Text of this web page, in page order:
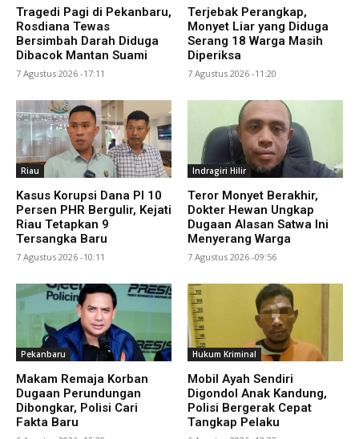
Tragedi Pagi di Pekanbaru,
Rosdiana Tewas
Bersimbah Darah Diduga
Dibacok Mantan Suami
7 Agustus 2026 -17:11
Terjebak Perangkap,
Monyet Liar yang Diduga
Serang 18 Warga Masih
Diperiksa
7 Agustus 2026 -11:20
Riau
Kasus Korupsi Dana PI 10
Persen PHR Bergulir, Kejati
Riau Tetapkan 9
Tersangka Baru
7 Agustus 2026 -10:11
Indragiri Hilir
Teror Monyet Berakhir,
Dokter Hewan Ungkap
Dugaan Alasan Satwa Ini
Menyerang Warga
7 Agustus 2026 -09:56
Pekanbaru
Makam Remaja Korban
Dugaan Perundungan
Dibongkar, Polisi Cari
Fakta Baru
Hukum Kriminal
Mobil Ayah Sendiri
Digondol Anak Kandung,
Polisi Bergerak Cepat
Tangkap Pelaku